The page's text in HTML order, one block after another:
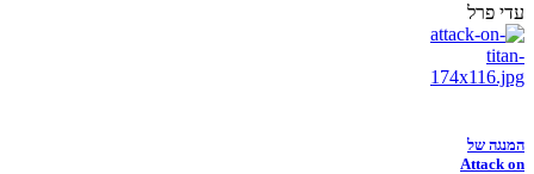
עדי פרל
המנגה של
Attack on